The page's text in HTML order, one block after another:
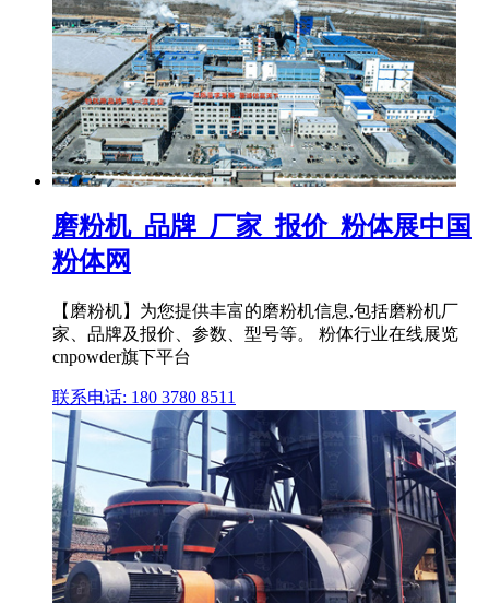
磨粉机_品牌_厂家_报价_粉体展中国
粉体网
【磨粉机】为您提供丰富的磨粉机信息,包括磨粉机厂
家、品牌及报价、参数、型号等。 粉体行业在线展览
cnpowder旗下平台
联系电话: 180 3780 8511